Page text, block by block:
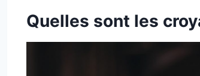
Quelles sont les